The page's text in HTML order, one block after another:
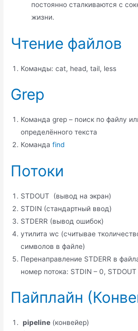
постоянно сталкиваются с
жизни.
Чтение файлов
Команды: cat, head, tail, less
Grep
Команда grep – поиск по файлу
определённого текста
Командаfind
Потоки
STDOUT (вывод на экран)
STDIN (стандартный ввод)
STDERR (вывод ошибок)
утилита wc (считывае
символов в файле)
Перенаправление STDERR в
номер потока: STDIN – 0, STDOUT
Пайплайн
pipeline (конвейер)